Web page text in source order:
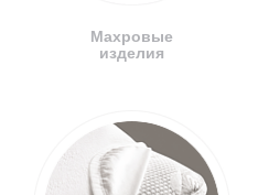
Махровые
изделия